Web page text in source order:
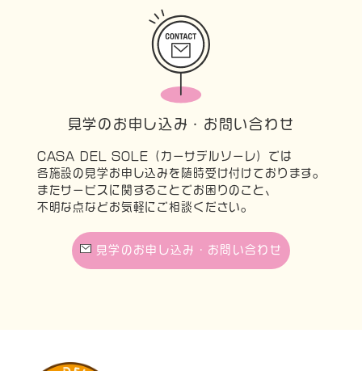
見学のお申し込み・お問い合わせ
CASA DEL SOLE（カーサデルソーレ）では
各施設の見学お申し込みを随時受け付けております。
またサービスに関することでお困りのこと、
不明な点などお気軽にご相談ください。
見学のお申し込み・お問い合わせ